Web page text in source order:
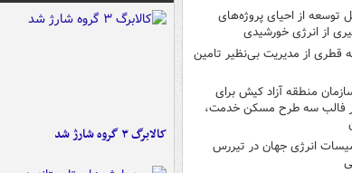
از احیای پروژه‌های
از انرژی خورشیدی
قطری از مدیریت بی‌نظیر تامین
منطقه آزاد کیش برای
فالب سه طرح مسکن خدمت،
انرژی جهان در تیررس
کالابرگ ۳ گروه شارژ شد